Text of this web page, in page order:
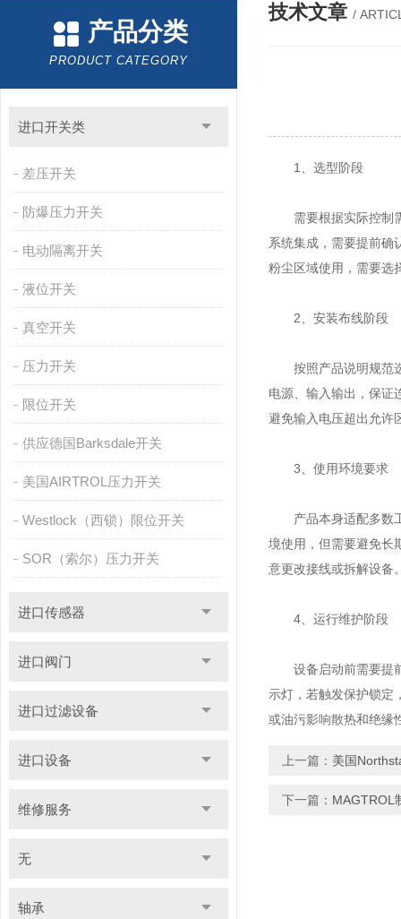
产品分类
PRODUCT CATEGORY
进口开关类
差压开关
防爆压力开关
电动隔离开关
液位开关
真空开关
压力开关
限位开关
供应德国Barksdale开关
美国AIRTROL压力开关
Westlock（西锁）限位开关
SOR（索尔）压力开关
进口传感器
进口阀门
进口过滤设备
进口设备
维修服务
无
轴承
技术文章 /
1、选型阶段
需要根据实际控制需
系统集成，需要提前确
粉尘区域使用，需要选
2、安装布线阶段
按照产品说明规范选
电源、输入输出，保证
避免输入电压超出允许
3、使用环境要求
产品本身适配多数工
境使用，但需要避免长
意更改接线或拆解设备
4、运行维护阶段
设备启动前需要提前
示灯，若触发保护锁定
或油污影响散热和绝缘
上一篇： 美国
下一篇： MAGTROL